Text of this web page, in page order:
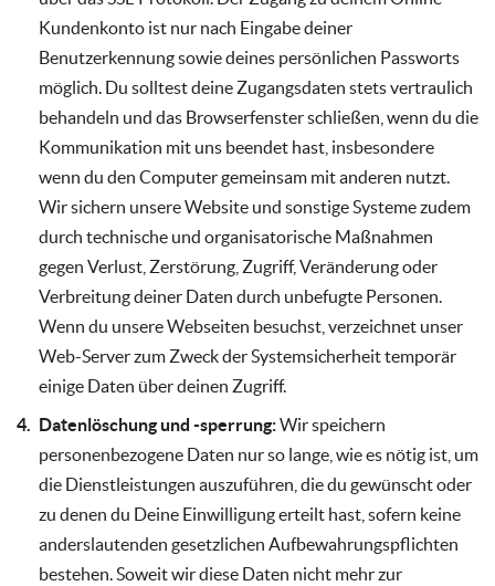
Kundenkonto ist nur nach Eingabe deiner
Benutzerkennung sowie deines persönlichen Passworts
möglich. Du solltest deine Zugangsdaten stets vertraulich
behandeln und das Browserfenster schließen, wenn du die
Kommunikation mit uns beendet hast, insbesondere
wenn du den Computer gemeinsam mit anderen nutzt.
Wir sichern unsere Website und sonstige Systeme zudem
durch technische und organisatorische Maßnahmen
gegen Verlust, Zerstörung, Zugriff, Veränderung oder
Verbreitung deiner Daten durch unbefugte Personen.
Wenn du unsere Webseiten besuchst, verzeichnet unser
Web-Server zum Zweck der Systemsicherheit temporär
einige Daten über deinen Zugriff.
Datenlöschung und -sperrung:Wir speichern
personenbezogene Daten nur so lange, wie es nötig ist, um
die Dienstleistungen auszuführen, die du gewünscht oder
zu denen du Deine Einwilligung erteilt hast, sofern keine
anderslautenden gesetzlichen Aufbewahrungspflichten
bestehen. Soweit wir diese Daten nicht mehr zur